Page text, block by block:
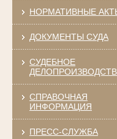
НОРМАТИВНЫЕ
ДОКУМЕНТЫ СУДА
СУДЕБНОЕ
СПРАВОЧНАЯ
ИНФОРМАЦИЯ
ПРЕСС-СЛУЖБА